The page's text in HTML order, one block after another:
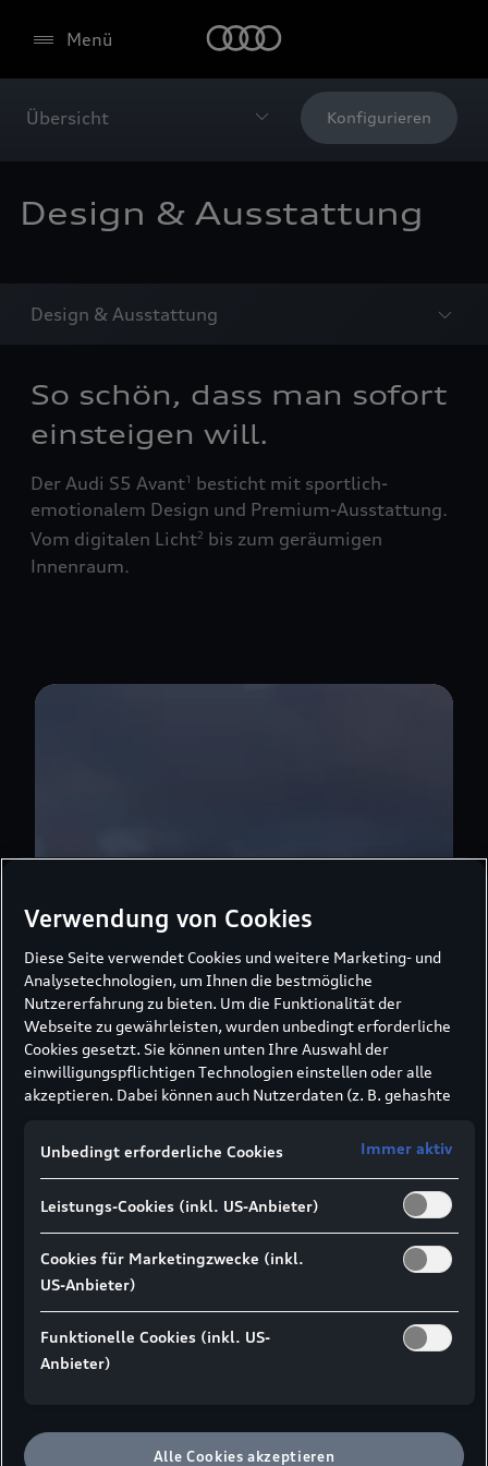
Menü
Übersicht Konfigurieren
Design & Ausstattung
Design & Ausstattung
So schön, dass man sofort
einsteigen will.
Der Audi S5 Avant1
besticht mit sportlich-
emotionalem Design und Premium-Ausstattung.
Vom digitalen Licht2 bis zum geräumigen
Innenraum.
Verwendung von Cookies
Diese Seite verwendet Cookies und weitere Marketing- und
Analysetechnologien, um Ihnen die bestmögliche
Nutzererfahrung zu bieten. Um die Funktionalität der
Webseite zu gewährleisten, wurden unbedingt erforderliche
Cookies gesetzt. Sie können unten Ihre Auswahl der
einwilligungspflichtigen Technologien einstellen oder alle
akzeptieren. Dabei können auch Nutzerdaten (z. B. gehashte
Formularabsendung) an unsere Partner (z. B. Google)
übermittelt werden, um die Nutzung der Website zu
Werbung an Ihre Interessen anzupassen.
Hinweis gemäß Art. 49 Abs. 1 lit. a DSGVO zur
Datenübermittlung:Für Marketing- und
Leistungstechnologien setzen wir u. a. Dienste von Google (z.
kann nicht ausgeschlossen werden, dass Google Ireland
personenbezogene Daten an Google LLC in den USA
weitergibt. In den USA besteht kein der EU gleichwertiges
Rechtsdurchsetzung, möglicher Behördenzugriff).Wenn Sie
Marketing- oder Leistungstechnologien zulassen,
Unbedingt erforderliche Cookies Immer aktiv
Leistungs-Cookies (inkl. US-Anbieter)
Cookies für Marketingzwecke (inkl.
US-Anbieter)
Funktionelle Cookies (inkl. US-
Anbieter)
Alle Cookies akzeptieren